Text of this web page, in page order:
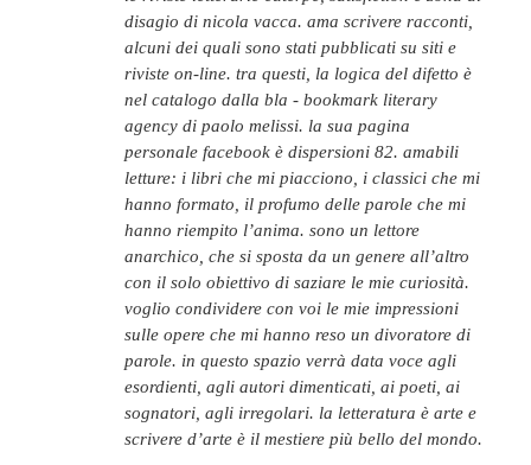
disagio di nicola vacca. ama scrivere racconti,
alcuni dei quali sono stati pubblicati su siti e
riviste on-line. tra questi, la logica del difetto è
nel catalogo dalla bla - bookmark literary
agency di paolo melissi. la sua pagina
personale facebook è dispersioni 82. amabili
letture: i libri che mi piacciono, i classici che mi
hanno formato, il profumo delle parole che mi
hanno riempito l’anima. sono un lettore
anarchico, che si sposta da un genere all’altro
con il solo obiettivo di saziare le mie curiosità.
voglio condividere con voi le mie impressioni
sulle opere che mi hanno reso un divoratore di
parole. in questo spazio verrà data voce agli
esordienti, agli autori dimenticati, ai poeti, ai
sognatori, agli irregolari. la letteratura è arte e
scrivere d’arte è il mestiere più bello del mondo.